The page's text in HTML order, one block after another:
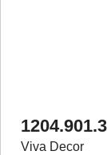
Viva Decor